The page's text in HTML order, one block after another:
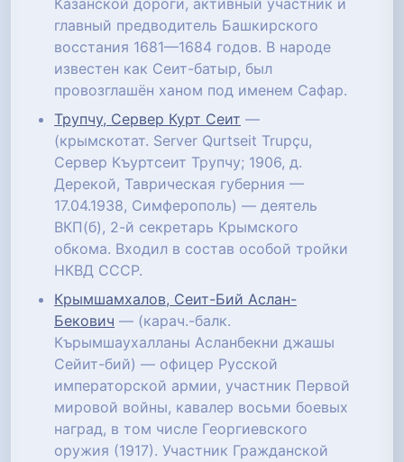
Казанской дороги, активный участник и
главный предводитель Башкирского
восстания 1681—1684 годов. В народе
известен как Сеит-батыр, был
провозглашён ханом под именем Сафар.
Трупчу, Сервер Курт Сеит —
(крымскотат. Server Qurtseit Trupçu,
Сервер Къуртсеит Трупчу; 1906, д.
Дерекой, Таврическая губерния —
17.04.1938, Симферополь) — деятель
ВКП(б), 2-й секретарь Крымского
обкома. Входил в состав особой тройки
НКВД СССР.
Крымшамхалов, Сеит-Бий Аслан-
Бекович — (карач.-балк.
Кърымшаухалланы Асланбекни джашы
Сейит-бий) — офицер Русской
императорской армии, участник Первой
мировой войны, кавалер восьми боевых
наград, в том числе Георгиевского
оружия (1917). Участник Гражданской